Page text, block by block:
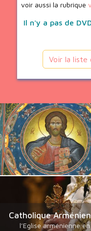
voir aussi la rubrique
Il n'y a pas de
Voir la liste
Catholique
l’Eglise arménienne en